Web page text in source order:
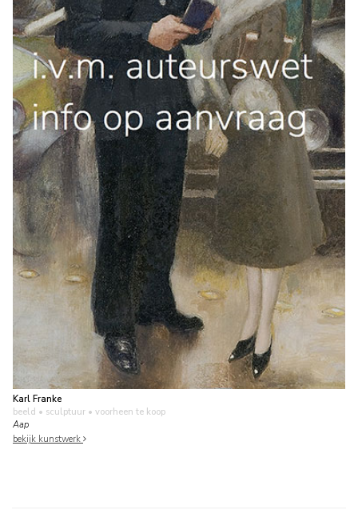
Karl Franke
beeld • sculptuur • voorheen te koop
Aap
bekijk kunstwerk